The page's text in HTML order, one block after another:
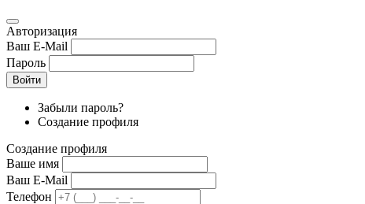
Авторизация
Ваш E-Mail
Пароль
Войти
Забыли пароль?
Создание профиля
Создание профиля
Ваше имя
Ваш E-Mail
Телефон